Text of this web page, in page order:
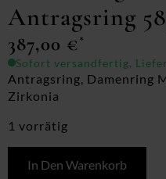
Antragsring
387,00 €*
Sofort versandfertig,
Antragsring, Damenring
Zirkonia
1 vorrätig
In Den Warenkorb